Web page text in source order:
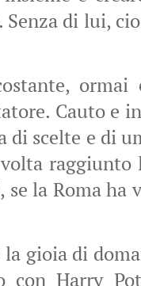
di lui,
ormai
Cauto e
scelte e di
raggiunto
la Roma ha
gioia di
Harry